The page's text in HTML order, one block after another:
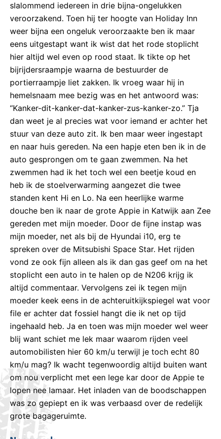
slalommend iedereen in drie bijna-ongelukken
veroorzakend. Toen hij ter hoogte van Holiday Inn
weer bijna een ongeluk veroorzaakte ben ik maar
eens uitgestapt want ik wist dat het rode stoplicht
hier altijd wel even op rood staat. Ik tikte op het
bijrijdersraampje waarna de bestuurder de
portierraampje liet zakken. Ik vroeg waar hij in
hemelsnaam mee bezig was en het antwoord was:
“Kanker-dit-kanker-dat-kanker-zus-kanker-zo.” Tja
dan weet je al precies wat voor iemand er achter het
stuur van deze auto zit. Ik ben maar weer ingestapt
en naar huis gereden. Na een hapje eten ben ik in de
auto gesprongen om te gaan zwemmen. Na het
zwemmen had ik het toch wel een beetje koud en
heb ik de stoelverwarming aangezet die twee
standen kent Hi en Lo. Na een heerlijke warme
douche ben ik naar de grote Appie in Katwijk aan Zee
gereden met mijn moeder. Door de fijne instap was
mijn moeder, net als bij de Hyundai i10, erg te
spreken over de Mitsubishi Space Star. Het rijden
vond ze ook fijn alleen als ik dan gas geef om na het
stoplicht een auto in te halen op de N206 krijg ik
altijd commentaar. Vervolgens zei ik tegen mijn
moeder keek eens in de achteruitkijkspiegel wat voor
file er achter dat fossiel hangt die ik net op tijd
ingehaald heb. Ja en toen was mijn moeder wel weer
blij want schiet me lek maar waarom rijden veel
automobilisten hier 60 km/u terwijl je toch echt 80
km/u mag? Ik wacht tegenwoordig altijd buiten want
om nou verplicht met een lege kar door de Appie te
lopen nee lamaar. Het inladen van de boodschappen
was zo gepiept en ik was verbaasd over de redelijk
grote bagageruimte.